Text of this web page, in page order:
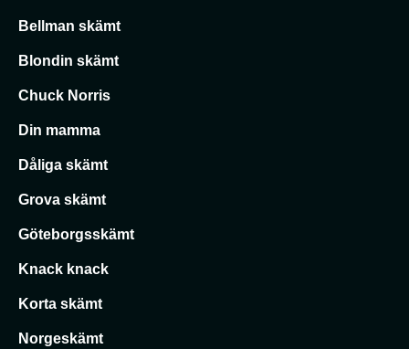
Bellman skämt
Blondin skämt
Chuck Norris
Din mamma
Dåliga skämt
Grova skämt
Göteborgsskämt
Knack knack
Korta skämt
Norgeskämt